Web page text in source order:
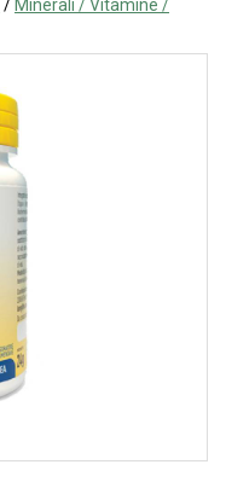
/ Minerali / Vitamine /